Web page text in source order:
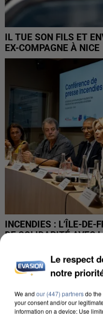
IL TUE SON FILS ET
EX-COMPAGNE À NICE
INCENDIES : L’ÎLE-
DE SOLIDARITÉ AVEC
Le respect
notre
We and our (447) partnersdo
your consent and/or our
information on a device; Use